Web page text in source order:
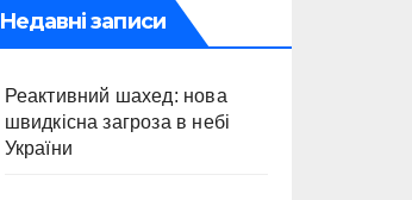
Недавні записи
Реактивний шахед: нова
швидкісна загроза в небі
України